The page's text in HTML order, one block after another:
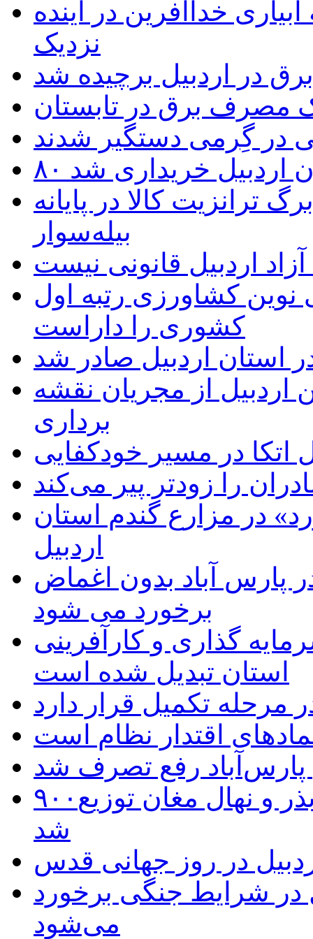
خداآفرین در آینده
نزدیک
مصرف برق در تابستان
در گِرمی دستگیر شدند
اردبیل خریداری شد
کالا در پایانه
بیله‌سوار
اردبیل قانونی نیست
نوین کشاورزی رتبه اول
کشوری را داراست
استان اردبیل صادر شد
از مجریان نقشه
برداری
در مسیر خودکفایی
را زودتر پیر می‌کند
در مزارع گندم استان
اردبیل
پارس آباد بدون اغماض
برخورد می شود
گذاری و کارآفرینی
استان تبدیل شده است
مرحله تکمیل قرار دارد
اقتدار نظام است
پارس‌آباد رفع تصرف شد
۹۰۰هزار اصله نهال توسط ایستگاه بذر و نهال مغان توزیع
شد
در روز جهانی قدس
در شرایط جنگی برخورد
می‌شود